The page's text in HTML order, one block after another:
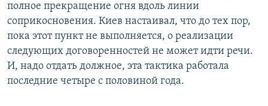
полное прекращение огня вдоль линии
соприкосновения. Киев настаивал, что до тех пор,
пока этот пункт не выполняется, о реализации
следующих договоренностей не может идти речи.
И, надо отдать должное, эта тактика работала
последние четыре с половиной года.